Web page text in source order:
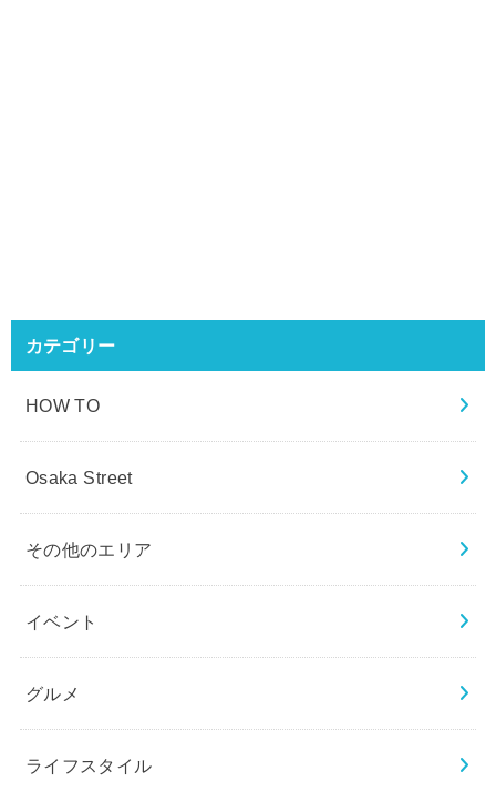
カテゴリー
HOW TO
Osaka Street
その他のエリア
イベント
グルメ
ライフスタイル